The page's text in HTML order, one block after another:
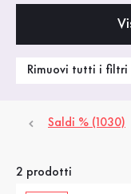
Rimuovi tutti i filtri
Saldi % (1030)
2 prodotti